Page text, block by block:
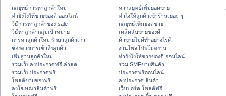
กลยุทธ์การหาลูกค้าใหม่
ทํายังไงให้ขายของดี ออนไลน์
วิธีการหาลูกค้าของ sale
วิธีหาลูกค้ากลุ่มเป้าหมาย
การหาลูกค้าใหม่ รักษาลูกค้าเก่า
ช่องทางการเข้าถึงลูกค้า
เพิ่มฐานลูกค้าใหม่
รวมเว็บลงประกาศฟรี ล่าสุด
รวมเว็บประกาศฟรี
โพสต์ขายของฟรี
ลงโฆษณาสินค้าฟรี
หากลยุทธ์เพิ่มยอดขาย
ทําไงให้ลูกค้าเข้าร้านเยอะ ๆ
กลยุทธ์เพิ่มยอดขาย
เคล็ดลับขายของดี
ค้าขายไม่ดีทำอย่างไรดี
งานโพสโปรโมทงาน
ทํายังไงให้ขายของดี ออนไลน์
รวม SMFขายสินค้า
ประกาศฟรีออนไลน์
ลงประกาศ สินค้า
เว็บบอร์ด โพสต์ฟรี